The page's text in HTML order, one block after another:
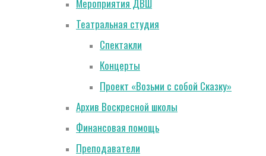
Мероприятия ДВШ
Театральная студия
Спектакли
Концерты
Проект «Возьми с собой Сказку»
Архив Воскресной школы
Финансовая помощь
Преподаватели